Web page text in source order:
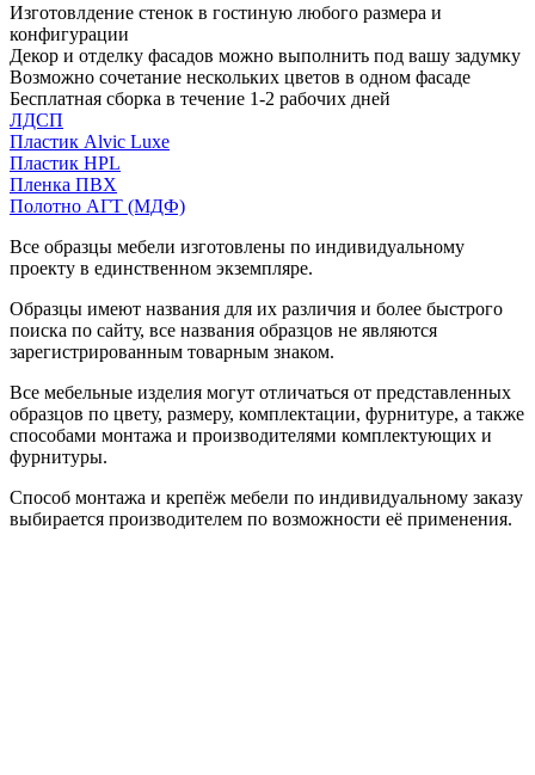
Изготовлдение стенок в гостиную любого размера и
конфигурации
Декор и отделку фасадов можно выполнить под вашу задумку
Возможно сочетание нескольких цветов в одном фасаде
Бесплатная сборка в течение 1-2 рабочих дней
ЛДСП
Пластик Alvic Luxe
Пластик HPL
Пленка ПВХ
Полотно АГТ (МДФ)
Все образцы мебели изготовлены по индивидуальному
проекту в единственном экземпляре.
Образцы имеют названия для их различия и более быстрого
поиска по сайту, все названия образцов не являются
зарегистрированным товарным знаком.
Все мебельные изделия могут отличаться от представленных
образцов по цвету, размеру, комплектации, фурнитуре, а также
способами монтажа и производителями комплектующих и
фурнитуры.
Способ монтажа и крепёж мебели по индивидуальному заказу
выбирается производителем по возможности её применения.